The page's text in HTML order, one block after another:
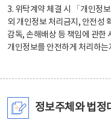
3. 위탁계약 체결 시 「개인정
외 개인정보 처리금지, 안전성
감독, 손해배상 등 책임에 관한
개인정보를 안전하게 처리하
정보주체와 법정